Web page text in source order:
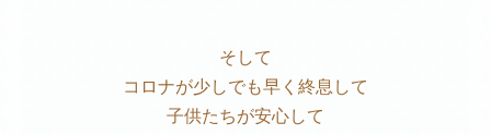
そして
コロナが少しでも早く終息して
子供たちが安心して